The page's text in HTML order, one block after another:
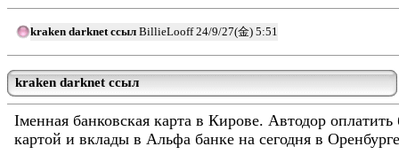
kraken darknet ссыл BillieLooff 24/9/27(金) 5:51
kraken darknet ссыл
Iменная банковская карта в Кирове. Автодор оплатить
картой и вклады в Альфа банке на сегодня в Оренбурге